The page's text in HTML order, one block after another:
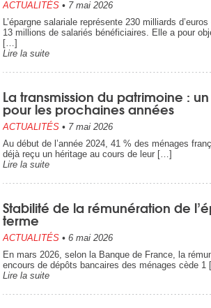
ACTUALITÉS • 7 mai 2026
L’épargne salariale représente 230 milliards
13 millions de salariés bénéficiaires. Elle a pour
[…]
Lire la suite
La transmission du patrimoine :
pour les prochaines années
ACTUALITÉS • 7 mai 2026
Au début de l’année 2024, 41 % des ménages
déjà reçu un héritage au cours de leur […]
Lire la suite
Stabilité de la rémunération de
terme
ACTUALITÉS • 6 mai 2026
En mars 2026, selon la Banque de France, la
encours de dépôts bancaires des ménages cède
Lire la suite